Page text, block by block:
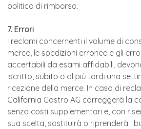
politica di rimborso.
7. Errori
I reclami concernenti il volume di
merce, le spedizioni erronee e gli
accertabili da esami affidabili,
iscritto, subito o al più tardi una
ricezione della merce. In caso di
California Gastro AG correggerà la
senza costi supplementari e, con
sua scelta, sostituirà o riprenderà i